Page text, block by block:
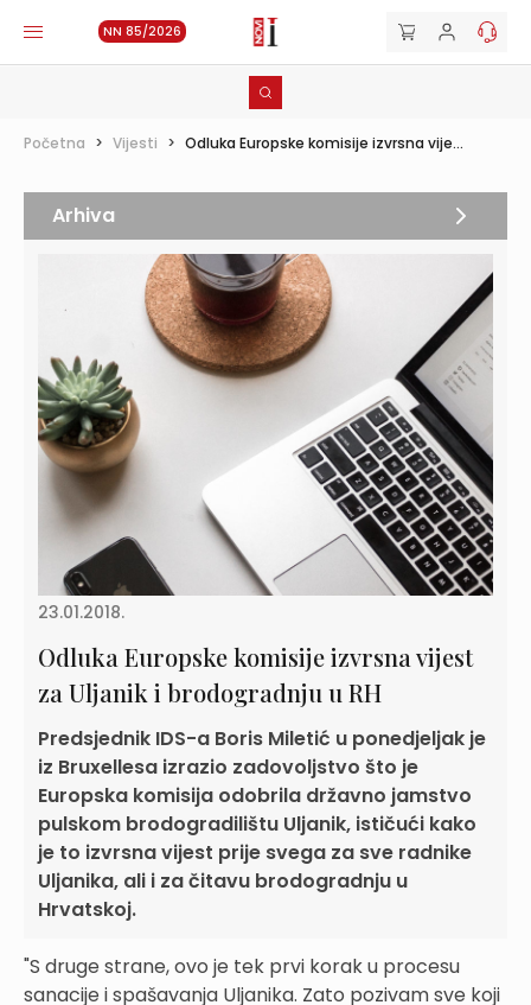
NN 85/2026
Početna > Vijesti > Odluka Europske komisije izvrsna vije...
23.01.2018.
Odluka Europske komisije izvrsna vijest
za Uljanik i brodogradnju u RH
Predsjednik IDS-a Boris Miletić u ponedjeljak je
iz Bruxellesa izrazio zadovoljstvo što je
Europska komisija odobrila državno jamstvo
pulskom brodogradilištu Uljanik, ističući kako
je to izvrsna vijest prije svega za sve radnike
Uljanika, ali i za čitavu brodogradnju u
Hrvatskoj.
"S druge strane, ovo je tek prvi korak u procesu
sanacije i spašavanja Uljanika. Zato pozivam sve koji
Arhiva